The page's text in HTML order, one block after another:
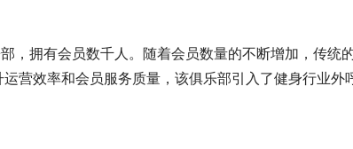
，拥有会员数千人。随着会员数量的不断增加，传统
营效率和会员服务质量，该俱乐部引入了健身行业外